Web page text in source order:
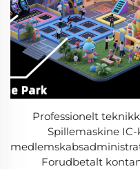
Professionelt
Spillemaskine
Forudbetalt